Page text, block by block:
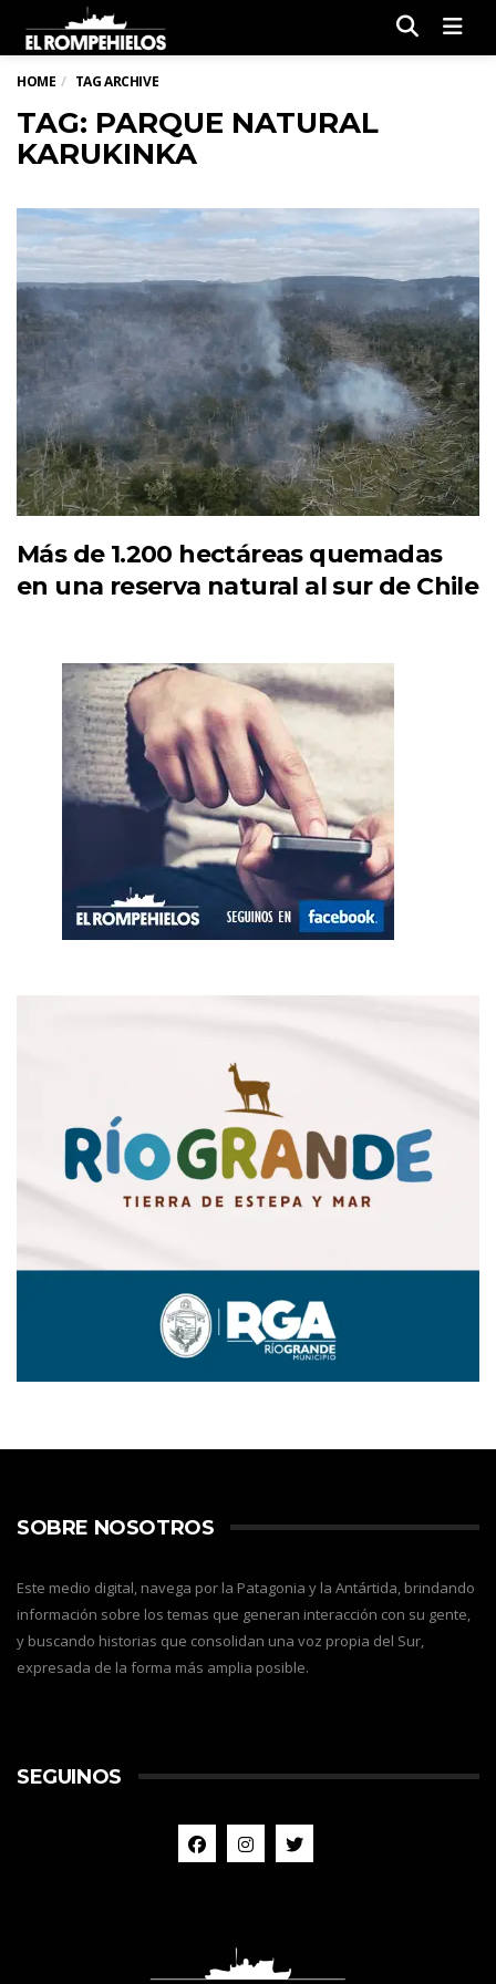
HOME TAG ARCHIVE
TAG: PARQUE NATURAL
KARUKINKA
Más de 1.200 hectáreas quemadas
en una reserva natural al sur de Chile
SOBRE NOSOTROS
Este medio digital, navega por la Patagonia y la Antártida, brindando
información sobre los temas que generan interacción con su gente,
y buscando historias que consolidan una voz propia del Sur,
expresada de la forma más amplia posible.
SEGUINOS